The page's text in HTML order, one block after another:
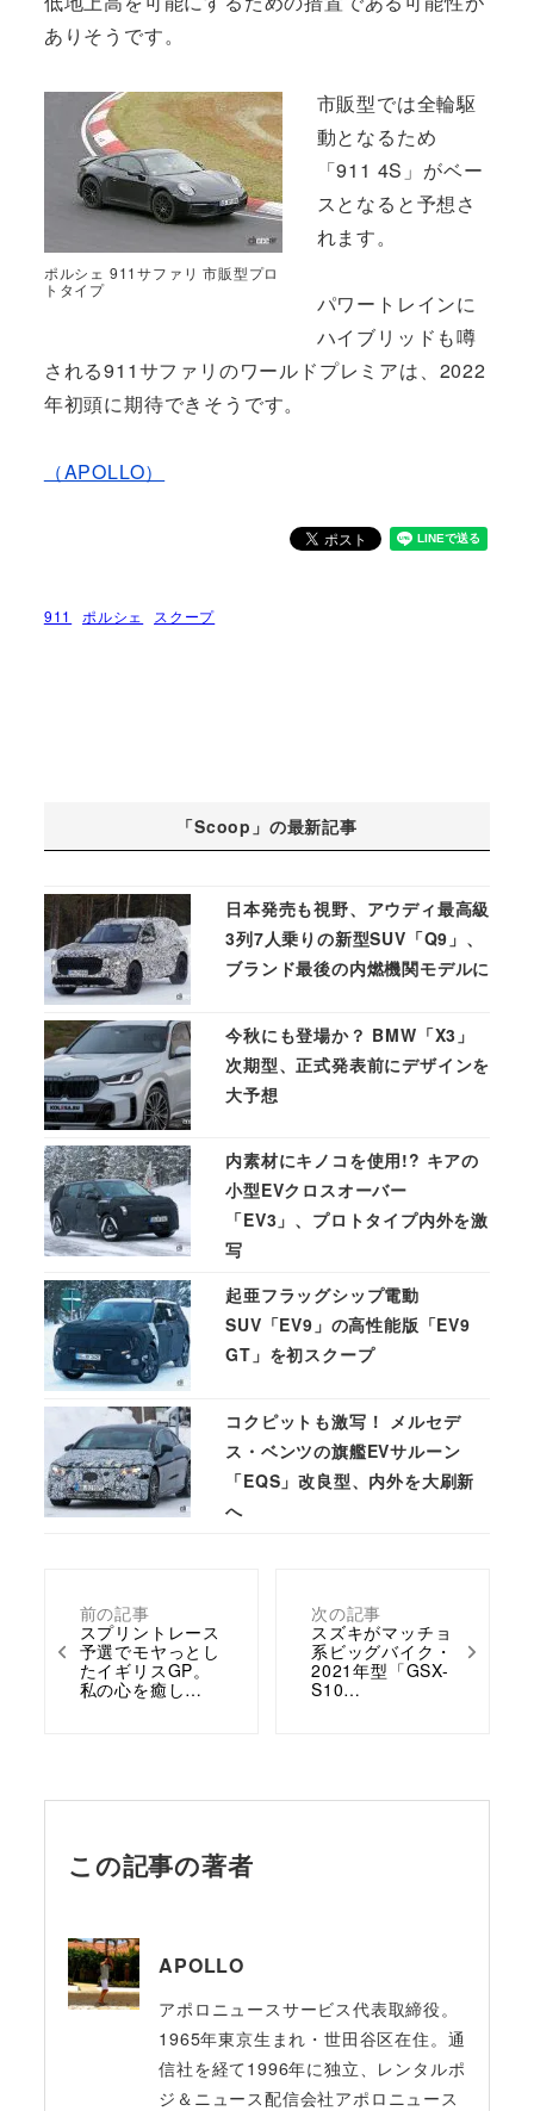
ありそうです。
ポルシェ 911サファリ 市販型プロ
トタイプ
市販型では全輪駆
動となるため
「911 4S」がベー
スとなると予想さ
れます。
パワートレインに
ハイブリッドも噂
される911サファリのワールドプレミアは、2022
年初頭に期待できそうです。
（APOLLO）
911 ポルシェ スクープ
前の記事
スプリントレース
予選でモヤっとし
たイギリスGP。
私の心を癒し…
次の記事
スズキがマッチョ
系ビッグバイク・
2021年型「GSX-
S10…
「Scoop」の最新記事
日本発売も視野、アウディ最高級
3列7人乗りの新型SUV「Q9」、
ブランド最後の内燃機関モデルに
今秋にも登場か？ BMW「X3」
次期型、正式発表前にデザインを
大予想
内素材にキノコを使用!? キアの
小型EVクロスオーバー
「EV3」、プロトタイプ内外を激
写
起亜フラッグシップ電動
SUV「EV9」の高性能版「EV9
GT」を初スクープ
コクピットも激写！ メルセデ
ス・ベンツの旗艦EVサルーン
「EQS」改良型、内外を大刷新
へ
この記事の著者
APOLLO
アポロニュースサービス代表取締役。
1965年東京生まれ・世田谷区在住。通
信社を経て1996年に独立、レンタルポ
ジ＆ニュース配信会社アポロニュース